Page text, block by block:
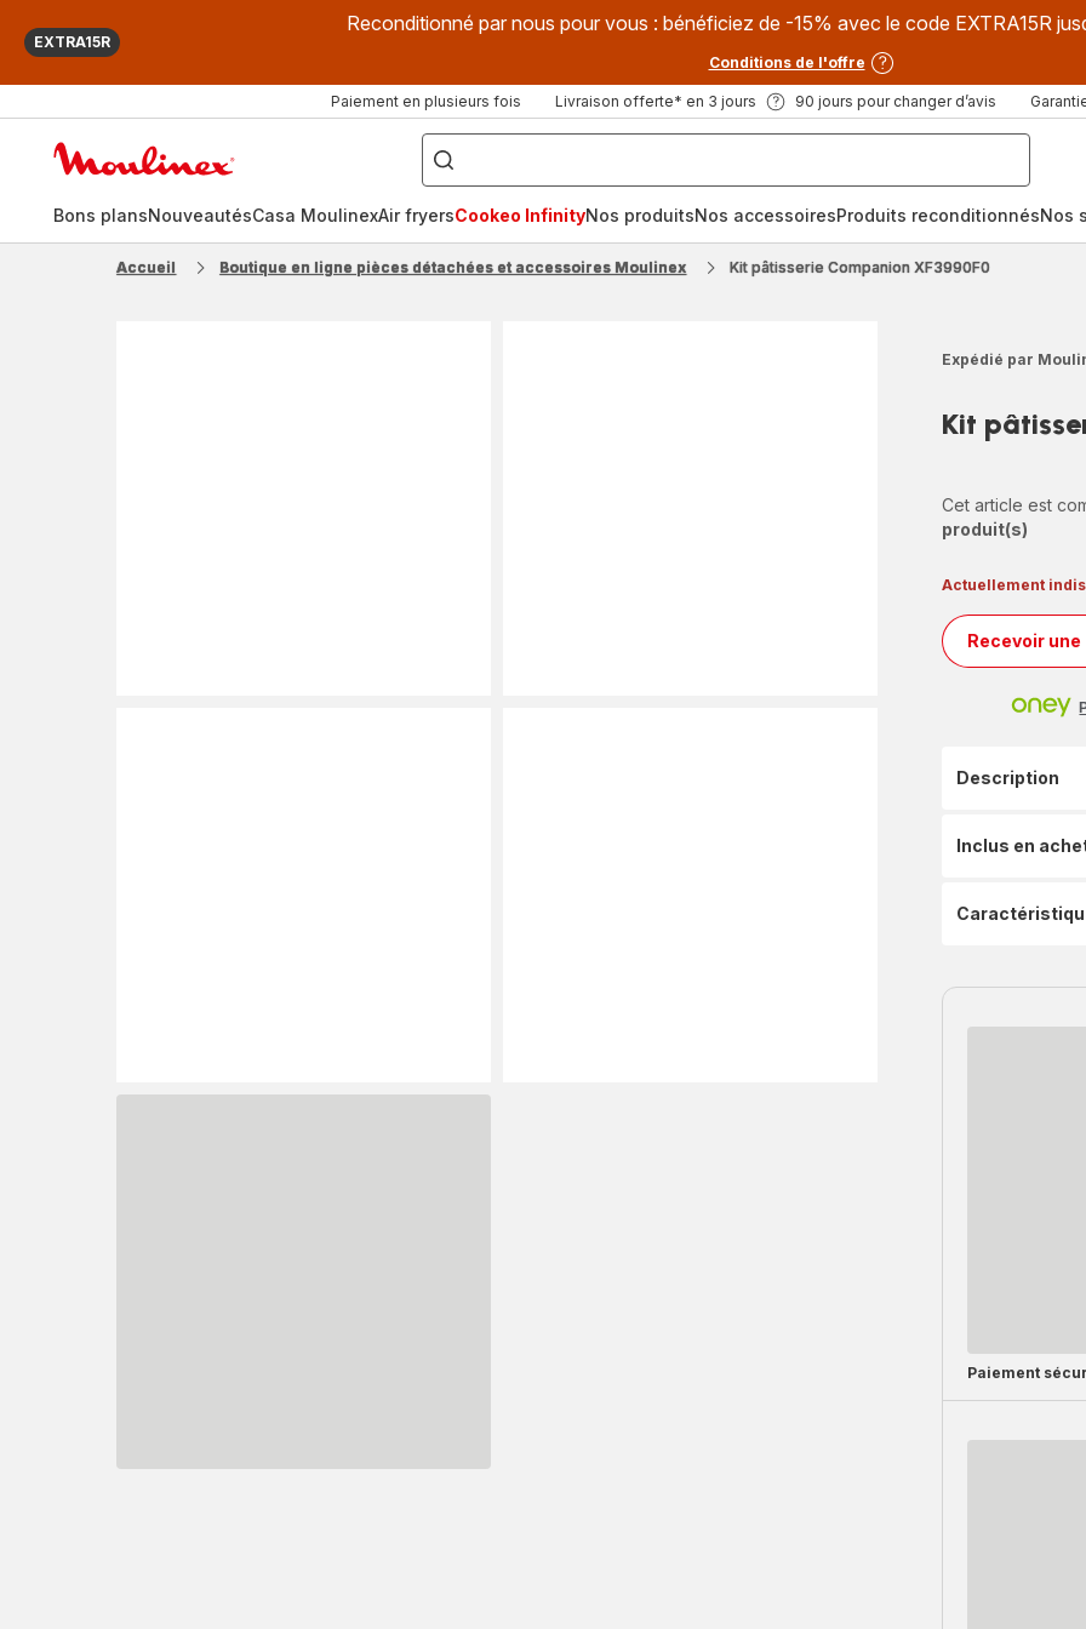
EXTRA15R
Reconditionné par nous pour vous : bénéficiez de -15% avec le code EXTRA15R
Conditions de l'offre
Paiement en plusieurs fois Livraison offerte* en 3 jours 90 jours pour changer d’avis
["Que
recherchez-
vous
?",
fryer",
"Companion"]
Bons plansNouveautésCasa MoulinexAir fryersCookeo InfinityNos produitsNos accessoiresProduits reconditionnésNos
Accueil Boutique en ligne pièces détachées et accessoires Moulinex Kit pâtisserie Companion XF3990F0
Expédié par
Kit
Cet article est
produit(s)
Actuellement
Recevoir
Description
Inclus en
Paiement